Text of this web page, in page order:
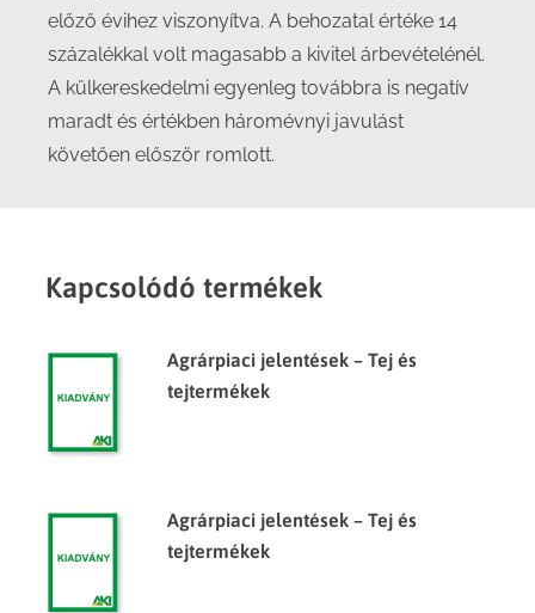
előző évihez viszonyítva. A behozatal értéke 14
százalékkal volt magasabb a kivitel árbevételénél.
A külkereskedelmi egyenleg továbbra is negatív
maradt és értékben háromévnyi javulást
követően először romlott.
Kapcsolódó termékek
Agrárpiaci jelentések – Tej és
tejtermékek
Agrárpiaci jelentések – Tej és
tejtermékek